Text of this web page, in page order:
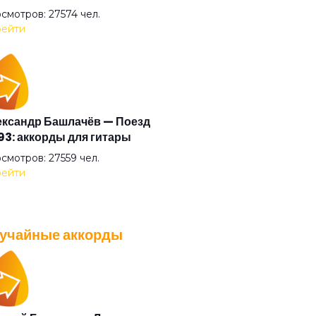
на земле
музыка
27574 чел.
Башлачёв — Поезд
аккорды для гитары
27559 чел.
— Плохо танцевать: аккорды
26037 чел.
аккорды